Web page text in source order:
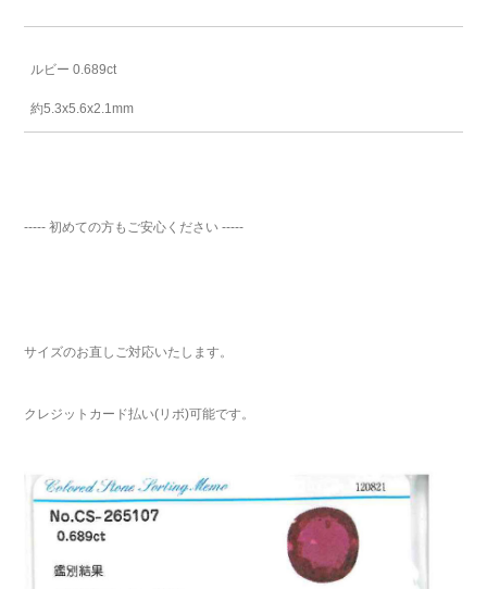
ルビー 0.689ct
約5.3x5.6x2.1mm
----- 初めての方もご安心ください -----
サイズのお直しご対応いたします。
クレジットカード払い(リボ)可能です。